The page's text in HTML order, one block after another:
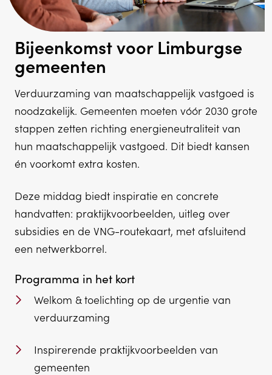
Bijeenkomst voor Limburgse
gemeenten
Verduurzaming van maatschappelijk vastgoed is
noodzakelijk. Gemeenten moeten vóór 2030 grote
stappen zetten richting energieneutraliteit van
hun maatschappelijk vastgoed. Dit biedt kansen
én voorkomt extra kosten.
Deze middag biedt inspiratie en concrete
handvatten: praktijkvoorbeelden, uitleg over
subsidies en de VNG-routekaart, met afsluitend
een netwerkborrel.
Programma in het kort
Welkom & toelichting op de urgentie van
verduurzaming
Inspirerende praktijkvoorbeelden van
gemeenten